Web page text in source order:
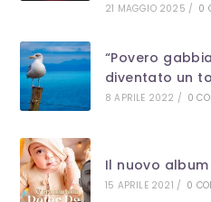
21 MAGGIO 2025 / 0
“Povero
diventato un
8 APRILE 2022 / 0
Il nuovo album
15 APRILE 2021 / 0